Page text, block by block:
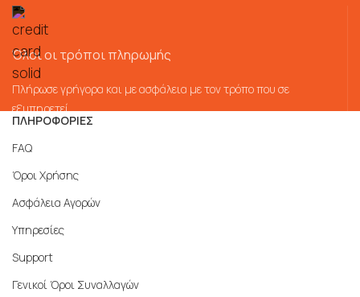
Όλοι οι τρόποι πληρωμής
Πλήρωσε γρήγορα και με ασφάλεια με τον τρόπο που σε
εξυπηρετεί
ΠΛΗΡΟΦΟΡΙΕΣ
FAQ
Όροι Χρήσης
Ασφάλεια Αγορών
Υπηρεσίες
Support
Γενικοί Όροι Συναλλαγών